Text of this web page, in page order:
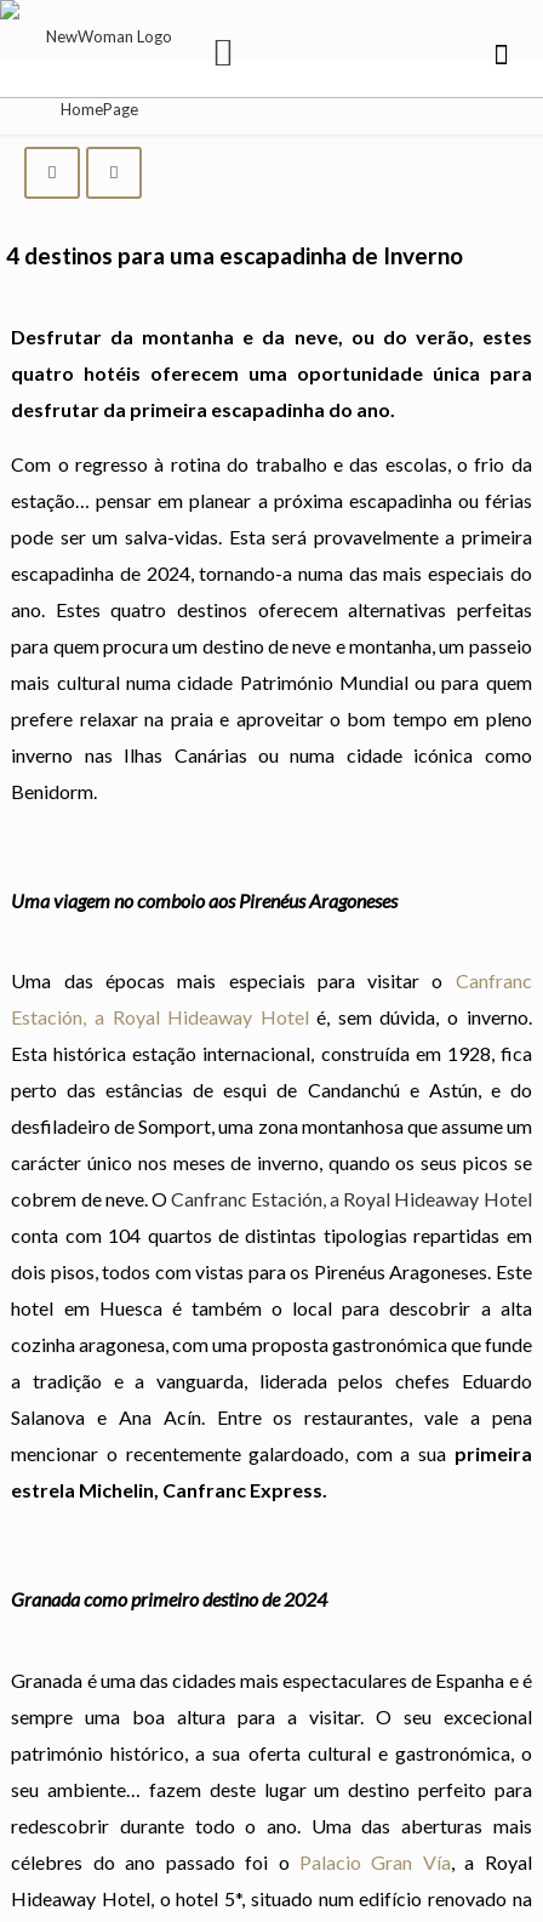
4 destinos para uma escapadinha de Inverno
Desfrutar da montanha e da neve, ou do verão, estes
quatro hotéis oferecem uma oportunidade única para
desfrutar da primeira escapadinha do ano.
Com o regresso à rotina do trabalho e das escolas, o frio da
estação… pensar em planear a próxima escapadinha ou férias
pode ser um salva-vidas. Esta será provavelmente a primeira
escapadinha de 2024, tornando-a numa das mais especiais do
ano. Estes quatro destinos oferecem alternativas perfeitas
para quem procura um destino de neve e montanha, um passeio
mais cultural numa cidade Património Mundial ou para quem
prefere relaxar na praia e aproveitar o bom tempo em pleno
inverno nas Ilhas Canárias ou numa cidade icónica como
Benidorm.
Uma viagem no comboio aos Pirenéus Aragoneses
Uma das épocas mais especiais para visitar o Canfranc
Estación, a Royal Hideaway Hotel é, sem dúvida, o inverno.
Esta histórica estação internacional, construída em 1928, fica
perto das estâncias de esqui de Candanchú e Astún, e do
desfiladeiro de Somport, uma zona montanhosa que assume um
carácter único nos meses de inverno, quando os seus picos se
cobrem de neve. OCanfranc Estación, a Royal Hideaway Hotel
conta com 104 quartos de distintas tipologias repartidas em
dois pisos, todos com vistas para os Pirenéus Aragoneses. Este
hotel em Huesca é também o local para descobrir a alta
cozinha aragonesa, com uma proposta gastronómica que funde
a tradição e a vanguarda, liderada pelos chefes Eduardo
Salanova e Ana Acín. Entre os restaurantes, vale a pena
mencionar o recentemente galardoado, com a sua primeira
estrela Michelin, Canfranc Express.
Granada como primeiro destino de 2024
Granada é uma das cidades mais espectaculares de Espanha e é
sempre uma boa altura para a visitar. O seu excecional
património histórico, a sua oferta cultural e gastronómica, o
seu ambiente… fazem deste lugar um destino perfeito para
redescobrir durante todo o ano. Uma das aberturas mais
célebres do ano passado foi o Palacio Gran Vía, a Royal
Hideaway Hotel, o hotel 5*, situado num edifício renovado na